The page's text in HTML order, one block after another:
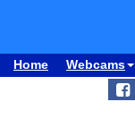
Home Webcams